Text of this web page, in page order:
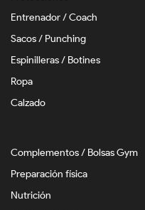
Entrenador / Coach
Sacos / Punching
Espinilleras / Botines
Ropa
Calzado
Complementos / Bolsas Gym
Preparación física
Nutrición